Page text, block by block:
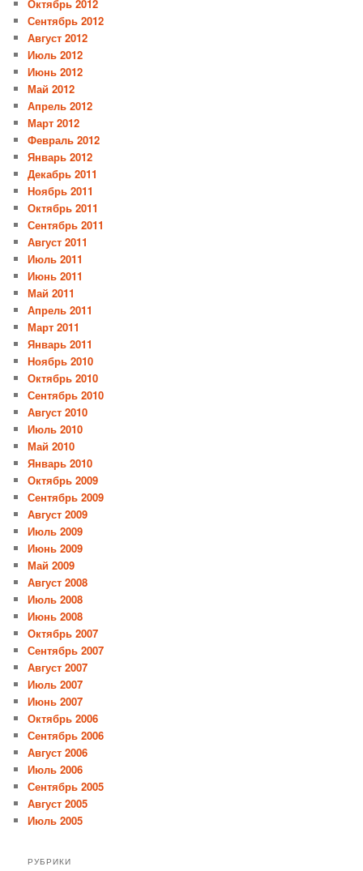
Октябрь 2012
Сентябрь 2012
Август 2012
Июль 2012
Июнь 2012
Май 2012
Апрель 2012
Март 2012
Февраль 2012
Январь 2012
Декабрь 2011
Ноябрь 2011
Октябрь 2011
Сентябрь 2011
Август 2011
Июль 2011
Июнь 2011
Май 2011
Апрель 2011
Март 2011
Январь 2011
Ноябрь 2010
Октябрь 2010
Сентябрь 2010
Август 2010
Июль 2010
Май 2010
Январь 2010
Октябрь 2009
Сентябрь 2009
Август 2009
Июль 2009
Июнь 2009
Май 2009
Август 2008
Июль 2008
Июнь 2008
Октябрь 2007
Сентябрь 2007
Август 2007
Июль 2007
Июнь 2007
Октябрь 2006
Сентябрь 2006
Август 2006
Июль 2006
Сентябрь 2005
Август 2005
Июль 2005
РУБРИКИ